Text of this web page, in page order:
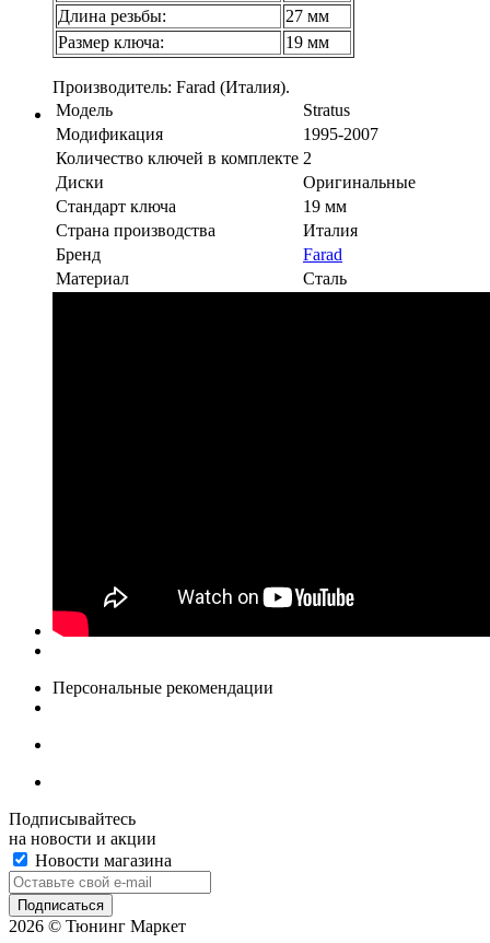
Длина резьбы:
27 мм
Размер ключа:
19 мм
Производитель: Farad (Италия).
Модель
Stratus
Модификация
1995-2007
Количество ключей в комплекте 2
Диски
Оригинальные
Стандарт ключа
19 мм
Страна производства
Италия
Бренд
Farad
Материал
Сталь
Персональные рекомендации
Подписывайтесь
на новости и акции
Новости магазина
2026 © Тюнинг Маркет